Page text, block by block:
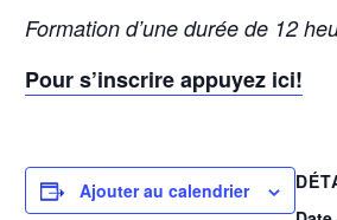
Formation d’une durée de 12
Pour s’inscrire appuyez ici!
Ajouter au calendrier